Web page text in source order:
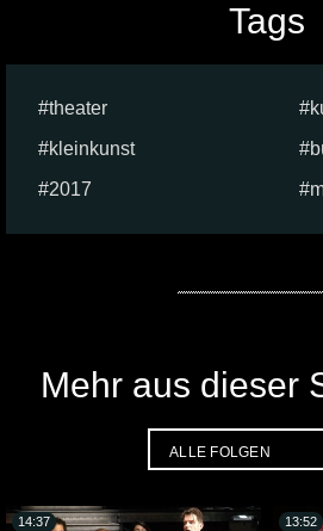
Tags
theater
kleinkunst
2017
Mehr aus dieser
14:37 13:52